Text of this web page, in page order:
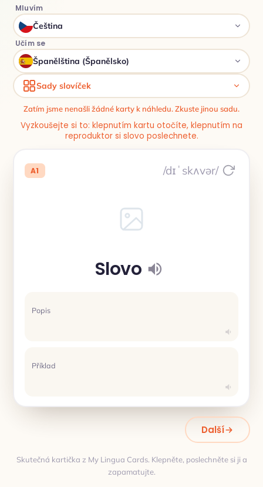
Mluvím
Čeština
Učím se
Španělština (Španělsko)
Sady slovíček
Zatím jsme nenašli žádné karty k náhledu. Zkuste jinou sadu.
Vyzkoušejte si to: klepnutím kartu otočíte, klepnutím na
reproduktor si slovo poslechnete.
A1 /dɪˈskʌvər/
Slovo
Popis
Příklad
Další
Skutečná kartička z My Lingua Cards. Klepněte, poslechněte si ji a
zapamatujte.